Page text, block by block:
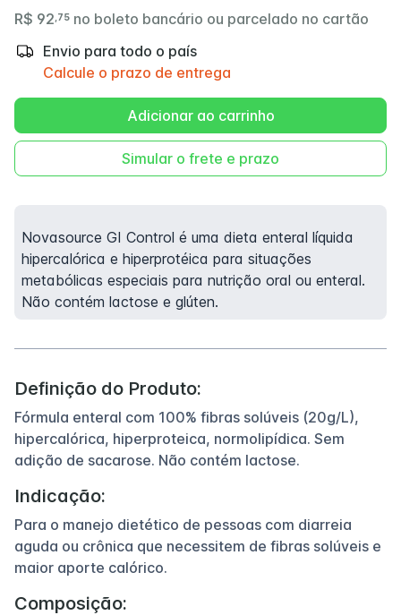
R$ 92 75 no boleto bancário ou parcelado no cartão
Envio para todo o país
Calcule o prazo de entrega
Adicionar ao carrinho
Simular o frete e prazo
Novasource GI Control é uma dieta enteral líquida
hipercalórica e hiperprotéica para situações
metabólicas especiais para nutrição oral ou enteral.
Não contém lactose e glúten.
Definição do Produto:
Fórmula enteral com 100% fibras solúveis (20g/L),
hipercalórica, hiperproteica, normolipídica. Sem
adição de sacarose. Não contém lactose.
Indicação:
Para o manejo dietético de pessoas com diarreia
aguda ou crônica que necessitem de fibras solúveis e
maior aporte calórico.
Composição: